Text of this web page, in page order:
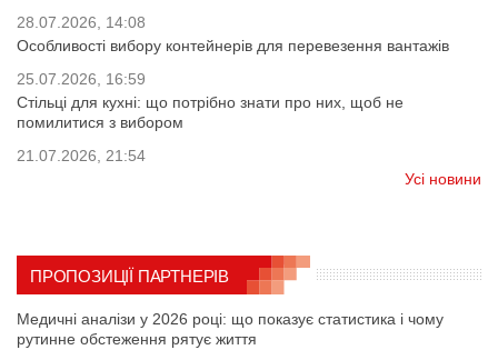
28.07.2026, 14:08
Особливості вибору контейнерів для перевезення вантажів
25.07.2026, 16:59
Стільці для кухні: що потрібно знати про них, щоб не
помилитися з вибором
21.07.2026, 21:54
Усі новини
ПРОПОЗИЦІЇ ПАРТНЕРІВ
Медичні аналізи у 2026 році: що показує статистика і чому
рутинне обстеження рятує життя